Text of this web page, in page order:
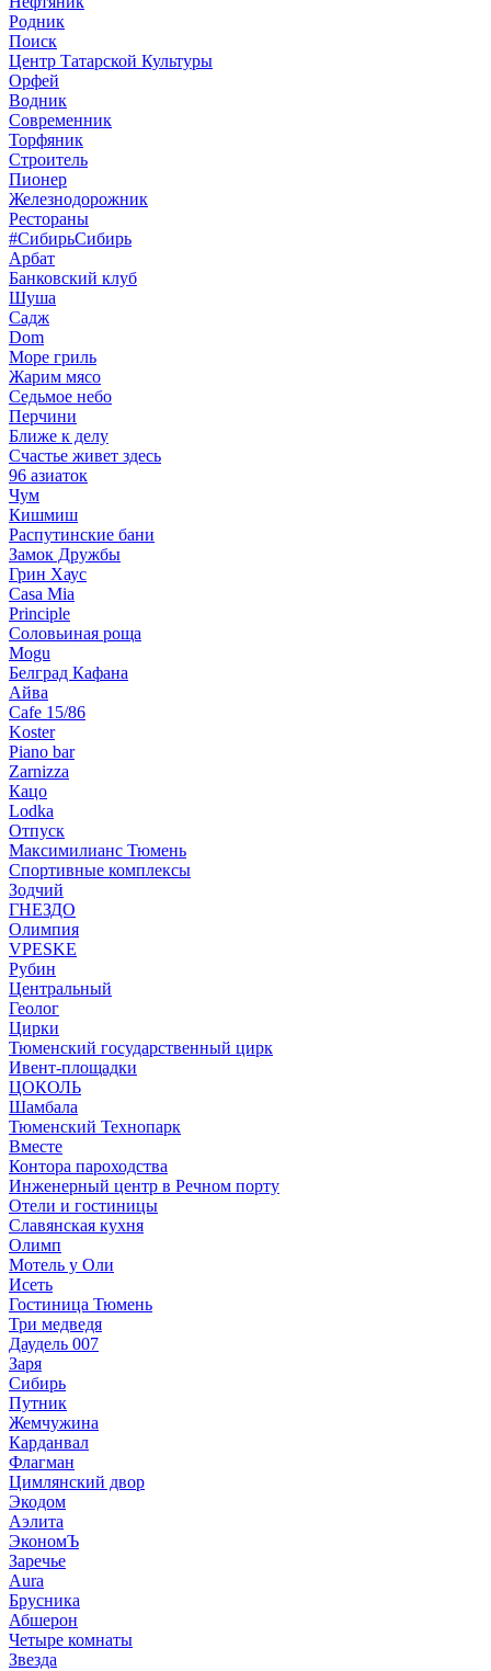
Родник
Поиск
Центр Татарской Культуры
Орфей
Водник
Современник
Торфяник
Строитель
Пионер
Железнодорожник
Рестораны
#СибирьСибирь
Арбат
Банковский клуб
Шуша
Садж
Dom
Море гриль
Жарим мясо
Седьмое небо
Перчини
Ближе к делу
Счастье живет здесь
96 азиаток
Чум
Кишмиш
Распутинские бани
Замок Дружбы
Грин Хаус
Casa Mia
Principle
Соловьиная роща
Mogu
Белград Кафана
Айва
Cafe 15/86
Koster
Piano bar
Zarnizza
Кацо
Lodka
Отпуск
Максимилианс Тюмень
Спортивные комплексы
Зодчий
ГНЕЗДО
Олимпия
VPESKE
Рубин
Центральный
Геолог
Цирки
Тюменский государственный цирк
Ивент-площадки
ЦОКОЛЬ
Шамбала
Тюменский Технопарк
Вместе
Контора пароходства
Инженерный центр в Речном порту
Отели и гостиницы
Славянская кухня
Олимп
Мотель у Оли
Исеть
Гостиница Тюмень
Три медведя
Даудель 007
Заря
Сибирь
Путник
Жемчужина
Карданвал
Флагман
Цимлянский двор
Экодом
Аэлита
ЭкономЪ
Заречье
Aura
Брусника
Абшерон
Четыре комнаты
Звезда